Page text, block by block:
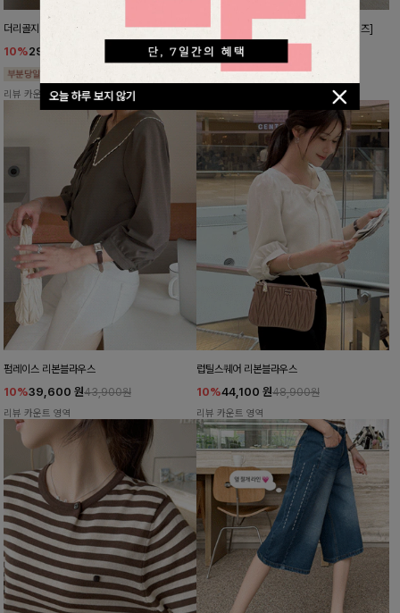
오늘 하루 보지 않기
더리골지 카라니트
10%29,700
리뷰 카운트 영역
강력한편안함 와이드슬랙스[FREE,L사이즈]
10% 37,800
리뷰 카운트 영역
펌레이스 리본블라우스
10%39,600 원43,900원
리뷰 카운트 영역
럽틸스퀘어 리본블라우스
10%44,100 원48,900원
리뷰 카운트 영역